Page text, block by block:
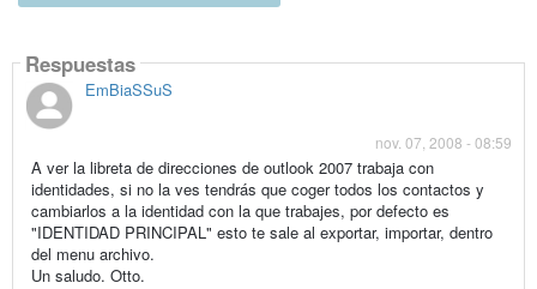
Respuestas
EmBiaSSuS
nov. 07, 2008 - 08:59
A ver la libreta de direcciones de outlook 2007 trabaja con
identidades, si no la ves tendrás que coger todos los contactos y
cambiarlos a la identidad con la que trabajes, por defecto es
"IDENTIDAD PRINCIPAL" esto te sale al exportar, importar, dentro
del menu archivo.
Un saludo. Otto.